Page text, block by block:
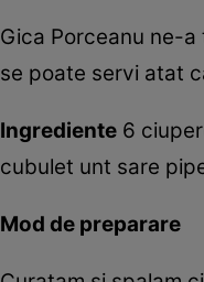
Gica Porceanu ne-
se poate servi atat
Ingrediente 6
cubulet unt sare
Mod de preparare